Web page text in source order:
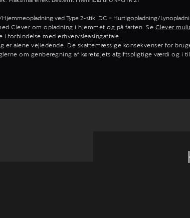
ved Type 2-stik. DC = Hurtigopladning/
Clever om opladning i hjemmet og på farten. Se Clever
i forbindelse med erhvervsleasingaftale.
er alene vejledende. De skattemæssige konsekvenser for
om genberegning af køretøjets afgiftspligtige værdi og i